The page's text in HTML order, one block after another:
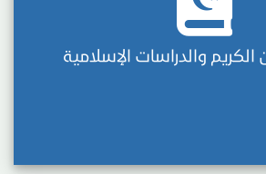
الكريم والدراسات الإسلامية